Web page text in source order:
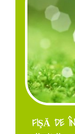
FIŞĂ DE